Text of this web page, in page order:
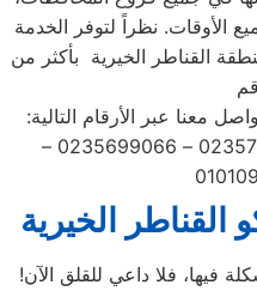
الأوقات. نظراً لتوفر الخدمة
القناطر الخيرية بأكثر من
معنا عبر الأرقام التالية:
01220261030 – 02357100080 – 0235699066 –
القناطر الخيرية
فيها، فلا داعي للقلق الآن!